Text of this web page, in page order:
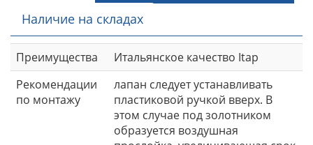
Наличие на складах
Преимущества
Итальянское качество Itap
Рекомендации
по монтажу
лапан следует устанавливать
пластиковой ручкой вверх. В
этом случае под золотником
образуется воздушная